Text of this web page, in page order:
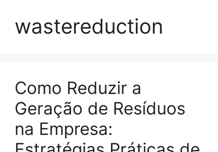
wastereduction
Como Reduzir a
Geração de Resíduos
na Empresa: